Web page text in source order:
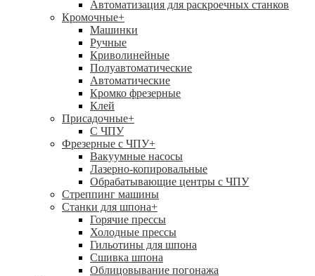
Автоматизация для раскроечных станков
Кромочные+
Машинки
Ручные
Криволинейные
Полуавтоматические
Автоматические
Кромко фрезерные
Клей
Присадочные+
С ЧПУ
Фрезерные с ЧПУ+
Вакуумные насосы
Лазерно-копировальные
Обрабатывающие центры с ЧПУ
Стреппинг машины
Станки для шпона+
Горячие прессы
Холодные прессы
Гильотины для шпона
Сшивка шпона
Облицовывание погонажа